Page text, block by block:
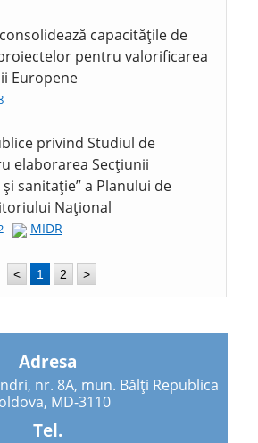
capacitățile de
pentru valorificarea
Europene
privind Studiul de
elaborarea Secțiunii
sanitație” a Planului de
Național
MIDR
< 1 2 >
Adresa
nr. 8A, mun. Bălți Republica
MD-3110
Tel.